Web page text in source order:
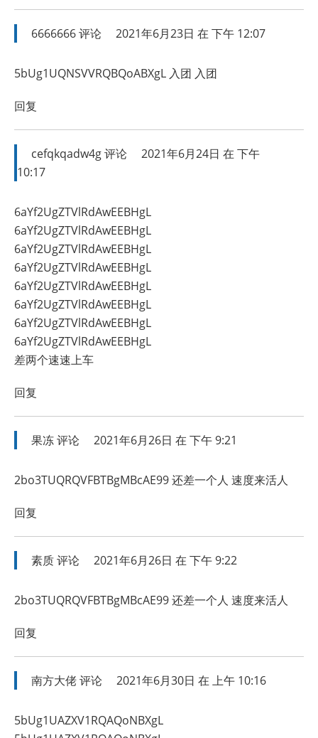
6666666评论 2021年6月23日 在 下午 12:07
5bUg1UQNSVVRQBQoABXgL 入团 入团
回复
cefqkqadw4g评论
2021年6月24日 在 下午
10:17
6aYf2UgZTVlRdAwEEBHgL
6aYf2UgZTVlRdAwEEBHgL
6aYf2UgZTVlRdAwEEBHgL
6aYf2UgZTVlRdAwEEBHgL
6aYf2UgZTVlRdAwEEBHgL
6aYf2UgZTVlRdAwEEBHgL
6aYf2UgZTVlRdAwEEBHgL
6aYf2UgZTVlRdAwEEBHgL
差两个速速上车
回复
果冻评论 2021年6月26日 在 下午 9:21
2bo3TUQRQVFBTBgMBcAE99 还差一个人 速度来活人
回复
素质评论 2021年6月26日 在 下午 9:22
2bo3TUQRQVFBTBgMBcAE99 还差一个人 速度来活人
回复
南方大佬评论 2021年6月30日 在 上午 10:16
5bUg1UAZXV1RQAQoNBXgL